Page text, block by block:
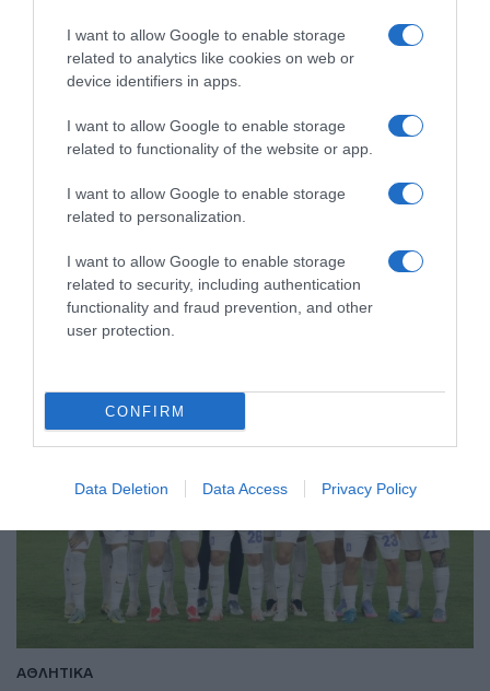
I want to allow Google to enable storage
related to analytics like cookies on web or
device identifiers in apps.
I want to allow Google to enable storage
related to functionality of the website or app.
I want to allow Google to enable storage
related to personalization.
I want to allow Google to enable storage
related to security, including authentication
functionality and fraud prevention, and other
user protection.
CONFIRM
Data Deletion Data Access Privacy Policy
ΑΘΛΗΤΙΚΑ
Σπουδαία επιτυχία για την Εθνική Παίδων –
Προκρίθηκε στην τελική φάση του Μουντιάλ
Έβγαλαν ψυχή και το κατάφεραν
ΑΘΛΗΤΙΚΑ